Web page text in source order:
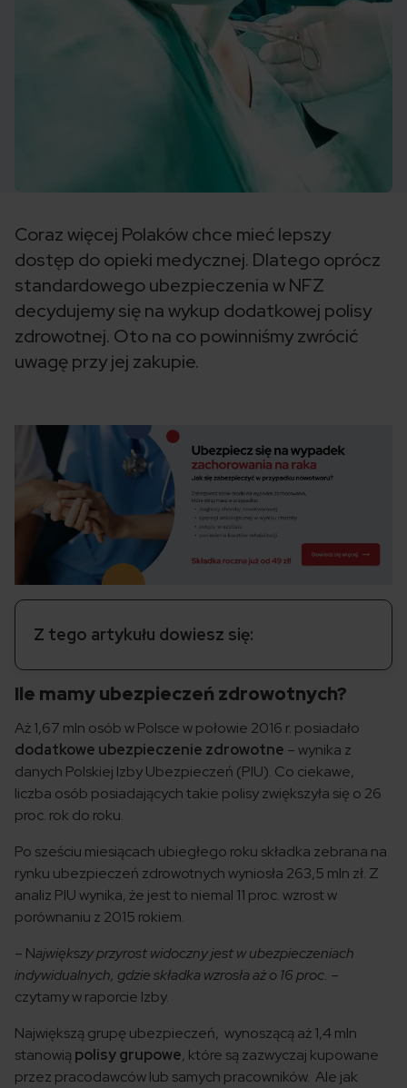
Coraz więcej Polaków chce mieć lepszy
dostęp do opieki medycznej. Dlatego oprócz
standardowego ubezpieczenia w NFZ
decydujemy się na wykup dodatkowej polisy
zdrowotnej. Oto na co powinniśmy zwrócić
uwagę przy jej zakupie.
Z tego artykułu dowiesz się:
Ile mamy ubezpieczeń zdrowotnych?
Aż 1,67 mln osób w Polsce w połowie 2016 r. posiadało
dodatkowe ubezpieczenie zdrowotne – wynika z
danych Polskiej Izby Ubezpieczeń (PIU). Co ciekawe,
liczba osób posiadających takie polisy zwiększyła się o 26
proc. rok do roku.
Po sześciu miesiącach ubiegłego roku składka zebrana na
rynku ubezpieczeń zdrowotnych wyniosła 263,5 mln zł. Z
analiz PIU wynika, że jest to niemal 11 proc. wzrost w
porównaniu z 2015 rokiem.
– Największy przyrost widoczny jest w ubezpieczeniach
indywidualnych, gdzie składka wzrosła aż o 16 proc. –
czytamy w raporcie Izby.
Największą grupę ubezpieczeń, wynoszącą aż 1,4 mln
stanowią polisy grupowe, które są zazwyczaj kupowane
przez pracodawców lub samych pracowników. Ale jak